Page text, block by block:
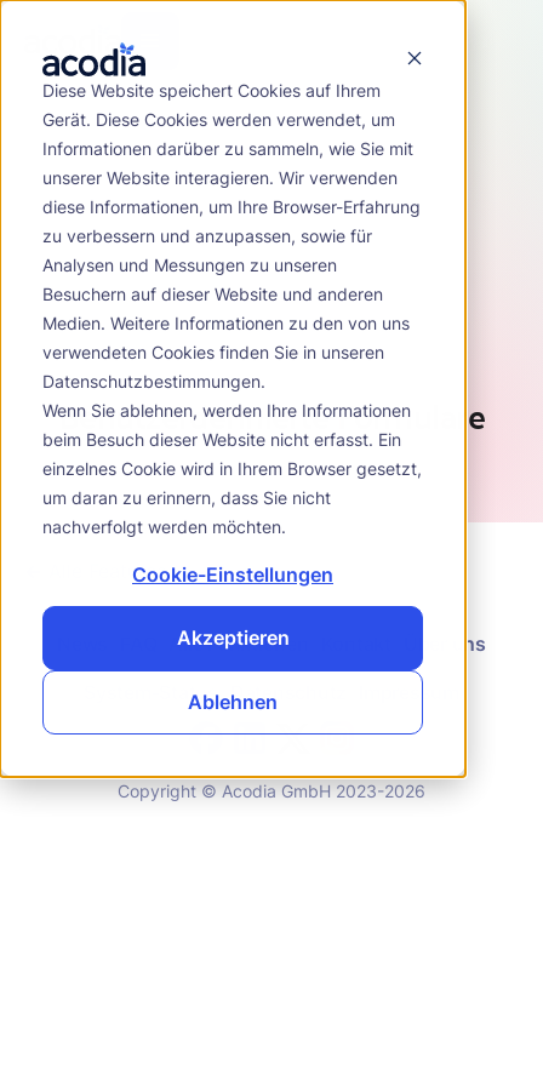
Diese Website speichert Cookies auf Ihrem
Gerät. Diese Cookies werden verwendet, um
Informationen darüber zu sammeln, wie Sie mit
unserer Website interagieren. Wir verwenden
diese Informationen, um Ihre Browser-Erfahrung
zu verbessern und anzupassen, sowie für
Analysen und Messungen zu unseren
Besuchern auf dieser Website und anderen
Medien. Weitere Informationen zu den von uns
verwendeten Cookies finden Sie in unseren
Datenschutzbestimmungen.
Wenn Sie ablehnen, werden Ihre Informationen
beim Besuch dieser Website nicht erfasst. Ein
einzelnes Cookie wird in Ihrem Browser gesetzt,
um daran zu erinnern, dass Sie nicht
nachverfolgt werden möchten.
Cookie-Einstellungen
Akzeptieren
Ablehnen
Benutzerdefinierte Formulare
Alle Features
Copyright © Acodia GmbH 2023-2026
Alle Funktionen
Über uns
System-Status Datenschutz